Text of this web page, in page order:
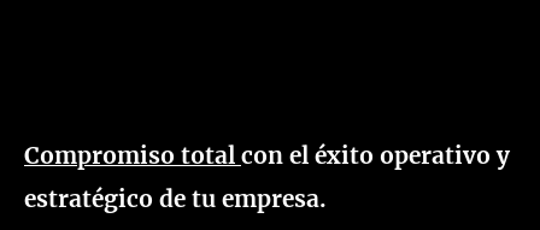
Compromiso total con el éxito operativo y
estratégico de tu empresa.